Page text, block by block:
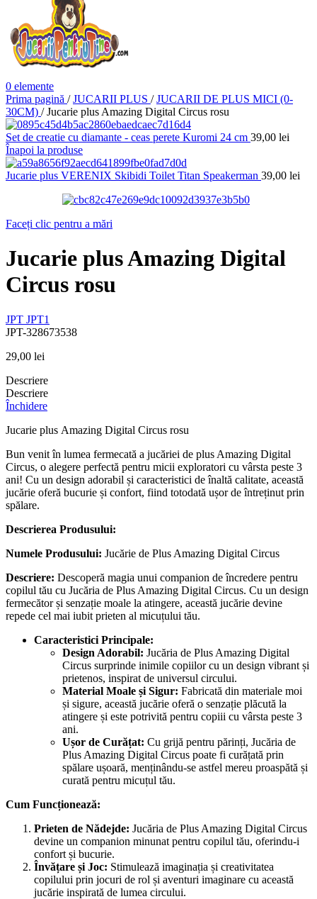
0 elemente
Prima pagină / JUCARII PLUS / JUCARII DE PLUS MICI (0-
30CM) / Jucarie plus Amazing Digital Circus rosu
Set de creatie cu diamante - ceas perete Kuromi 24 cm 39,00 lei
Înapoi la produse
Jucarie plus VERENIX Skibidi Toilet Titan Speakerman 39,00 lei
Faceți clic pentru a mări
Jucarie plus Amazing Digital
Circus rosu
JPT JPT1
JPT-328673538
29,00 lei
Descriere
Descriere
Închidere
Jucarie plus Amazing Digital Circus rosu
Bun venit în lumea fermecată a jucăriei de plus Amazing Digital
Circus, o alegere perfectă pentru micii exploratori cu vârsta peste 3
ani! Cu un design adorabil și caracteristici de înaltă calitate, această
jucărie oferă bucurie și confort, fiind totodată ușor de întreținut prin
spălare.
Descrierea Produsului:
Numele Produsului: Jucărie de Plus Amazing Digital Circus
Descriere: Descoperă magia unui companion de încredere pentru
copilul tău cu Jucăria de Plus Amazing Digital Circus. Cu un design
fermecător și senzație moale la atingere, această jucărie devine
repede cel mai iubit prieten al micuțului tău.
Caracteristici Principale:
Design Adorabil: Jucăria de Plus Amazing Digital
Circus surprinde inimile copiilor cu un design vibrant și
prietenos, inspirat de universul circului.
Material Moale și Sigur: Fabricată din materiale moi
și sigure, această jucărie oferă o senzație plăcută la
atingere și este potrivită pentru copiii cu vârsta peste 3
ani.
Ușor de Curățat: Cu grijă pentru părinți, Jucăria de
Plus Amazing Digital Circus poate fi curățată prin
spălare ușoară, menținându-se astfel mereu proaspătă și
curată pentru micuțul tău.
Cum Funcționează:
Prieten de Nădejde: Jucăria de Plus Amazing Digital Circus
devine un companion minunat pentru copilul tău, oferindu-i
confort și bucurie.
Învățare și Joc: Stimulează imaginația și creativitatea
copilului prin jocuri de rol și aventuri imaginare cu această
jucărie inspirată de lumea circului.